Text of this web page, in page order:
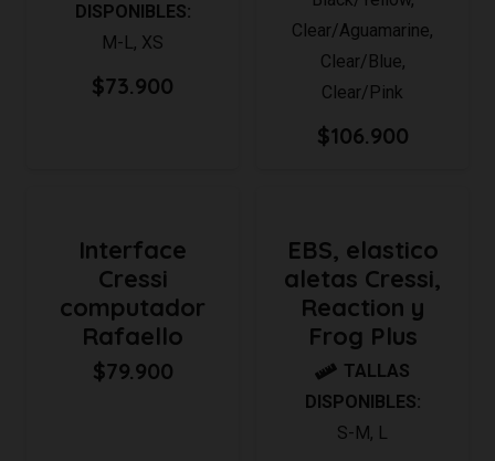
DISPONIBLES:
M-L, XS
$73.900
Clear/Aguamarine,
Clear/Blue,
Clear/Pink
$106.900
Interface
Cressi
computador
Rafaello
$79.900
EBS, elastico
aletas Cressi,
Reaction y
Frog Plus
TALLAS
DISPONIBLES:
S-M, L